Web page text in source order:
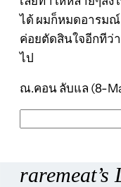
ได้ ผมก็หมดอารม
ค่อยตัดสินใจอีกทีว่
ไป
ณ.คอน ลับแล (8-
า
raremeat’s